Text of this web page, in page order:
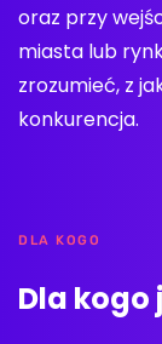
oraz przy
miasta lub
zrozumieć, z
konkurencja.
DLA KOGO
Dla kogo